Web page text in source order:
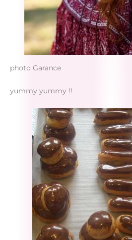
photo Garance
yummy yummy !!